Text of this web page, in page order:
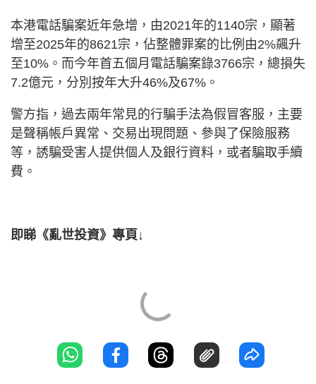
本港電話騙案近年急增，由2021年的1140宗，顯著
增至2025年的8621宗，佔整體罪案的比例由2%飆升
至10%。而今年首五個月電話騙案錄3766宗，總損失
7.2億元，分別按年大升46%及67%。
警方指，過去兩年常見的行騙手法為假冒客服，主要
是聲稱帳戶異常、交易出現問題、參與了保險服務
等，誘騙受害人提供個人及銀行資料，或者騙取手續
費。
即睇《亂世投資》專頁↓